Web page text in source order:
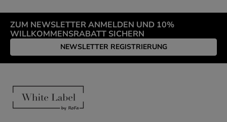
ZUM NEWSLETTER ANMELDEN UND 10%
WILLKOMMENSRABATT SICHERN
NEWSLETTER REGISTRIERUNG